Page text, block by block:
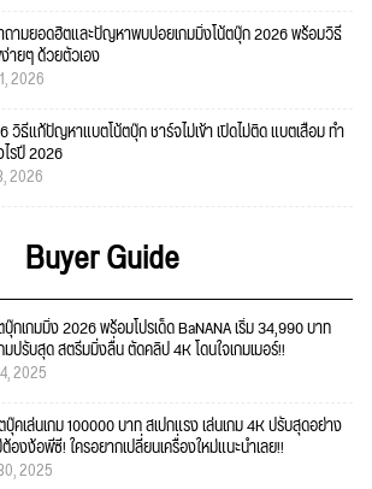
ถามยอดฮิตและปัญหาพบบ่อยเกมมิ่งโน้ตบุ๊ก 2026 พร้อมวิธี
ายๆ ด้วยตัวเอง
2026
วิธีแก้ปัญหาแบตโน้ตบุ๊ก ชาร์จไม่เข้า เปิดไม่ติด แบตเสื่อม ทำ
รปี 2026
2026
Buyer Guide
บุ๊กเกมมิ่ง 2026 พร้อมโปรเด็ด BaNANA เริ่ม 34,990 บาท
มปรับสุด สตรีมมิ่งลื่น ตัดคลิป 4K โดนใจเกมเมอร์!!
2025
บุ๊คเล่นเกม 100000 บาท สเปกแรง เล่นเกม 4K ปรับสุดอย่าง
องง้อพีซี! ใครอยากเปลี่ยนเครื่องใหม่แนะนำเลย!!
2025